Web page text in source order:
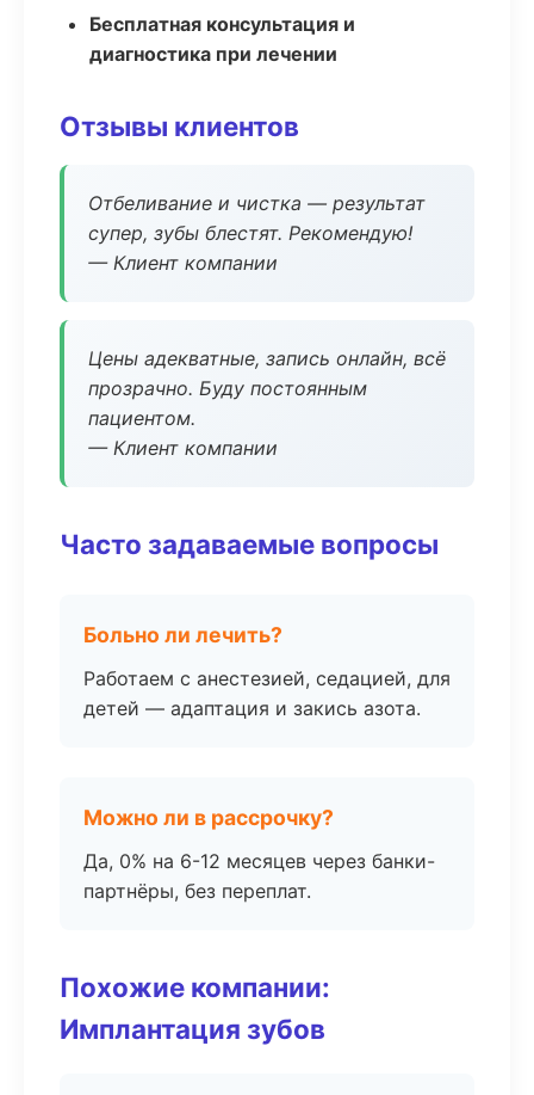
Бесплатная консультация и
диагностика при лечении
Отзывы клиентов
Отбеливание и чистка — результат
супер, зубы блестят. Рекомендую!
— Клиент компании
Цены адекватные, запись онлайн, всё
прозрачно. Буду постоянным
пациентом.
— Клиент компании
Часто задаваемые вопросы
Больно ли лечить?
Работаем с анестезией, седацией, для
детей — адаптация и закись азота.
Можно ли в рассрочку?
Да, 0% на 6-12 месяцев через банки-
партнёры, без переплат.
Похожие компании:
Имплантация зубов